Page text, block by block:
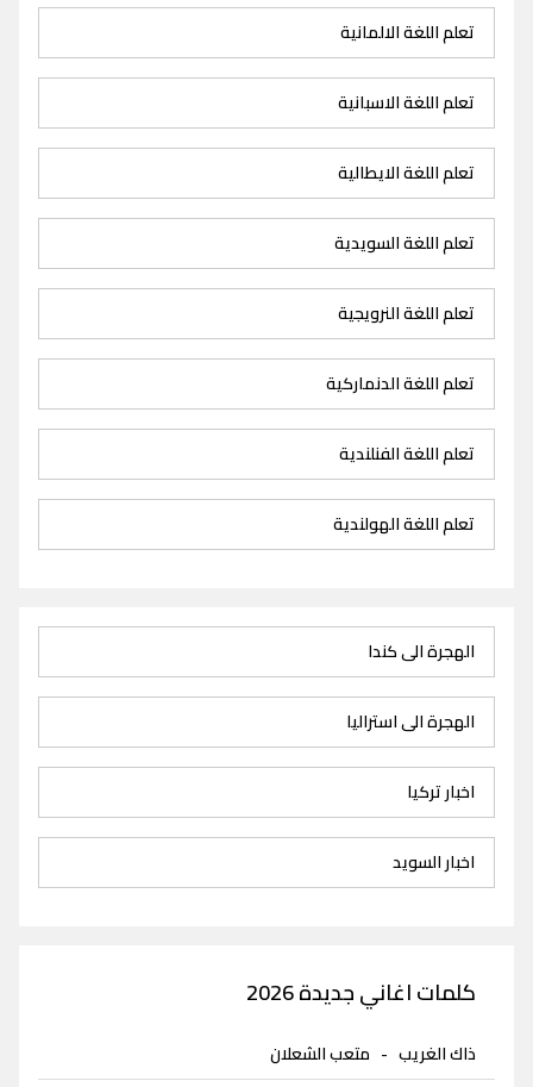
تعلم اللغة الالمانية
تعلم اللغة الاسبانية
تعلم اللغة الايطالية
تعلم اللغة السويدية
تعلم اللغة النرويجية
تعلم اللغة الدنماركية
تعلم اللغة الفنلندية
تعلم اللغة الهولندية
الهجرة الى كندا
الهجرة الى استراليا
اخبار تركيا
اخبار السويد
كلمات اغاني جديدة 2026
ذاك الغريب - متعب الشعلان